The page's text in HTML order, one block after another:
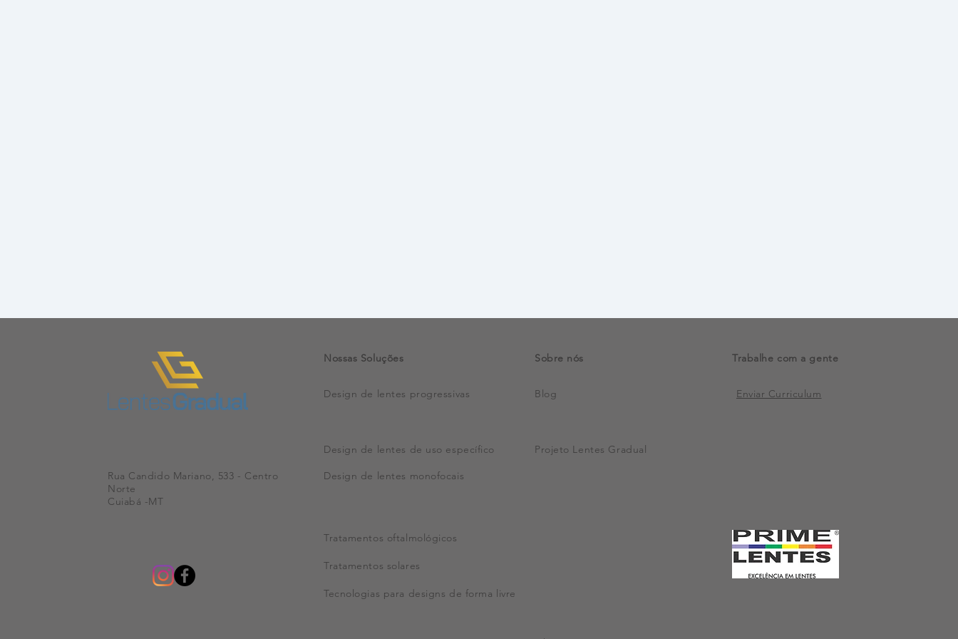
Rua Candido Mariano, 533 - Centro
Norte
Cuiabá -MT
Nossas Soluções
Design de lentes progressivas
Design de lentes de uso específico
Sobre nós
Blog
Trabalhe com a gente
Enviar Curriculum
Projeto Lentes Gradual
Design de lentes monofocais
Tratamentos oftalmológicos
Tratamentos solares
Tecnologias para designs de forma livre